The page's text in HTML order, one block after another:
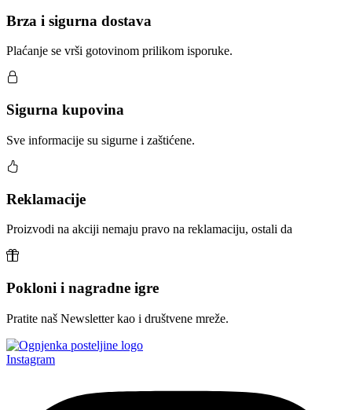
Brza i sigurna dostava
Plaćanje se vrši gotovinom prilikom isporuke.
Sigurna kupovina
Sve informacije su sigurne i zaštićene.
Reklamacije
Proizvodi na akciji nemaju pravo na reklamaciju, ostali da
Pokloni i nagradne igre
Pratite naš Newsletter kao i društvene mreže.
Instagram